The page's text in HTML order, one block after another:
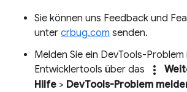
Sie können uns Feedback und
unter crbug.com senden.
Melden Sie ein DevTools-Problem
Entwicklertools über das
more_vert
Hilfe > DevTools-Problem